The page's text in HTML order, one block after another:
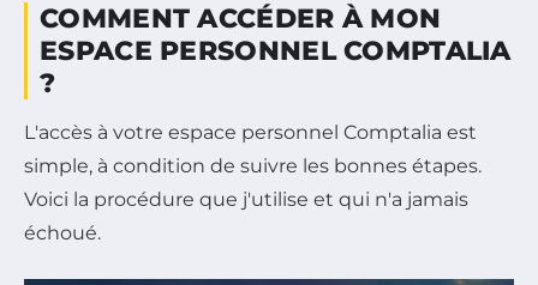
COMMENT ACCÉDER À MON
ESPACE PERSONNEL COMPTALIA
?
L'accès à votre espace personnel Comptalia est
simple, à condition de suivre les bonnes étapes.
Voici la procédure que j'utilise et qui n'a jamais
échoué.